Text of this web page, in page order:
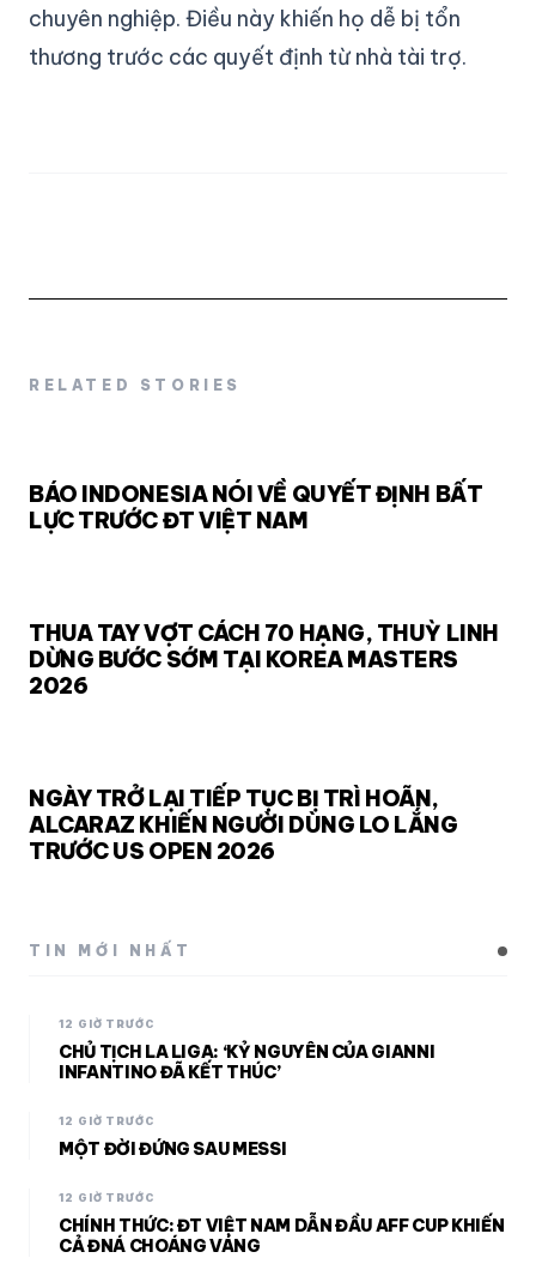
chuyên nghiệp. Điều này khiến họ dễ bị tổn
thương trước các quyết định từ nhà tài trợ.
RELATED STORIES
BÁO INDONESIA NÓI VỀ QUYẾT ĐỊNH BẤT
LỰC TRƯỚC ĐT VIỆT NAM
THUA TAY VỢT CÁCH 70 HẠNG, THUỲ LINH
DỪNG BƯỚC SỚM TẠI KOREA MASTERS
2026
NGÀY TRỞ LẠI TIẾP TỤC BỊ TRÌ HOÃN,
ALCARAZ KHIẾN NGƯỜI DÙNG LO LẮNG
TRƯỚC US OPEN 2026
TIN MỚI NHẤT
12 GIỜ TRƯỚC
CHỦ TỊCH LA LIGA: ‘KỶ NGUYÊN CỦA GIANNI
INFANTINO ĐÃ KẾT THÚC’
12 GIỜ TRƯỚC
MỘT ĐỜI ĐỨNG SAU MESSI
12 GIỜ TRƯỚC
CHÍNH THỨC: ĐT VIỆT NAM DẪN ĐẦU AFF CUP KHIẾN
CẢ ĐNÁ CHOÁNG VÁNG